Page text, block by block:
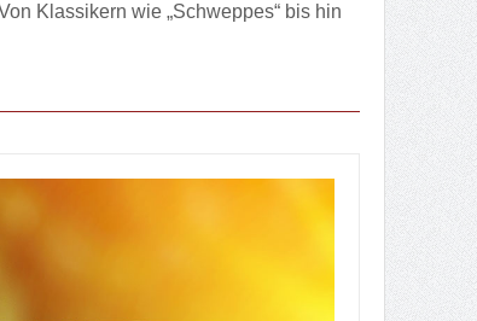
Klassikern wie „Schweppes“ bis hin